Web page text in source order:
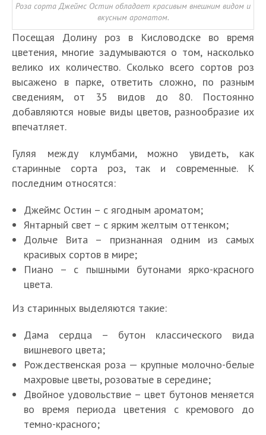
Роза сорта Джеймс Остин обладает красивым внешним видом и
вкусным ароматом.
Посещая Долину роз в Кисловодске во время
цветения, многие задумываются о том, насколько
велико их количество. Сколько всего сортов роз
высажено в парке, ответить сложно, по разным
сведениям, от 35 видов до 80. Постоянно
добавляются новые виды цветов, разнообразие их
впечатляет.
Гуляя между клумбами, можно увидеть, как
старинные сорта роз, так и современные. К
последним относятся:
Джеймс Остин – с ягодным ароматом;
Янтарный свет – с ярким желтым оттенком;
Дольче Вита – признанная одним из самых
красивых сортов в мире;
Пиано – с пышными бутонами ярко-красного
цвета.
Из старинных выделяются такие:
Дама сердца – бутон классического вида
вишневого цвета;
Рождественская роза — крупные молочно-белые
махровые цветы, розоватые в середине;
Двойное удовольствие – цвет бутонов меняется
во время периода цветения с кремового до
темно-красного;